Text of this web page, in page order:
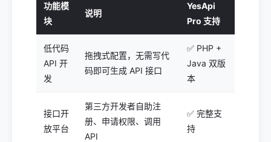
功能模
块
说明
YesApi
Pro 支持
低代码
API 开
发
拖拽式配置，无需写代
码即可生成 API 接口
✅ PHP +
Java 双版
本
接口开
放平台
第三方开发者自助注
册、申请权限、调用
API
✅ 完整支
持